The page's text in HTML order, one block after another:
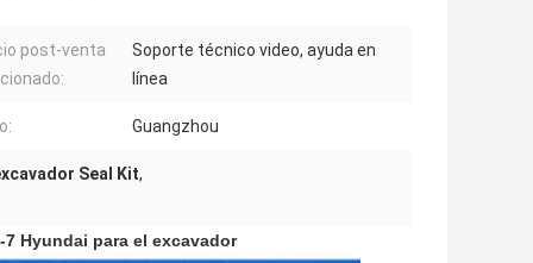
post-venta
Soporte técnico video, ayuda en
línea
Guangzhou
Seal Kit,
Hyundai para el excavador